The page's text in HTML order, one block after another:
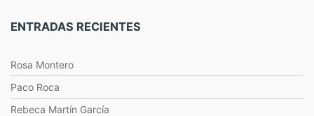
ENTRADAS RECIENTES
Rosa Montero
Paco Roca
Rebeca Martín García